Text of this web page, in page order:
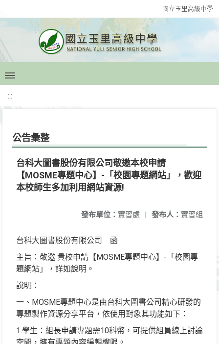
國立玉里高級中學
:::
公告彙整
台科大圖書股份有限公司敬邀本校申請
【MOSME專題中心】-「校園專題網站」，歡迎
本校師生多加利用網站資源!
發布人： 實習組
發布單位： 實習處 |
台科大圖書股份有限公司 函
主旨：敬邀 貴校申請【MOSME專題中心】-「校園專
題網站」，詳如說明。
說明：
一、MOSME專題中心是由台科大圖書公司精心研發的
專題製作資源分享平台，依使用對象其功能如下：
1.學生：組長申請專題需10科幣，可提供組員線上討論